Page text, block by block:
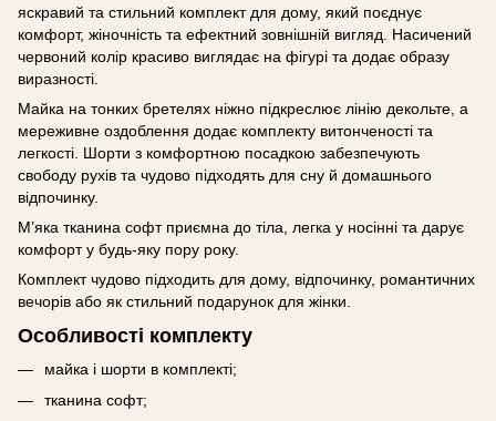
яскравий та стильний комплект для дому, який поєднує
комфорт, жіночність та ефектний зовнішній вигляд. Насичений
червоний колір красиво виглядає на фігурі та додає образу
виразності.
Майка на тонких бретелях ніжно підкреслює лінію декольте, а
мереживне оздоблення додає комплекту витонченості та
легкості. Шорти з комфортною посадкою забезпечують
свободу рухів та чудово підходять для сну й домашнього
відпочинку.
М’яка тканина софт приємна до тіла, легка у носінні та дарує
комфорт у будь-яку пору року.
Комплект чудово підходить для дому, відпочинку, романтичних
вечорів або як стильний подарунок для жінки.
Особливості комплекту
майка і шорти в комплекті;
тканина софт;